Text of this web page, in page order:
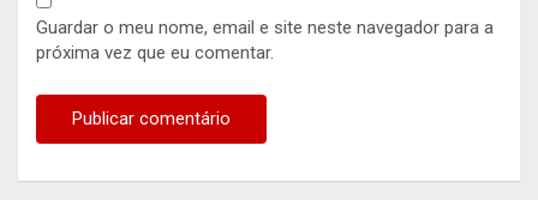
Guardar o meu nome, email e site neste navegador para a
próxima vez que eu comentar.